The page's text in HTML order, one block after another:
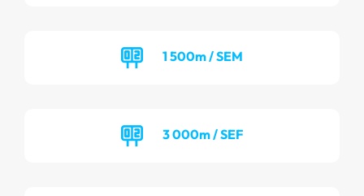
1 500m / SEM
3 000m / SEF